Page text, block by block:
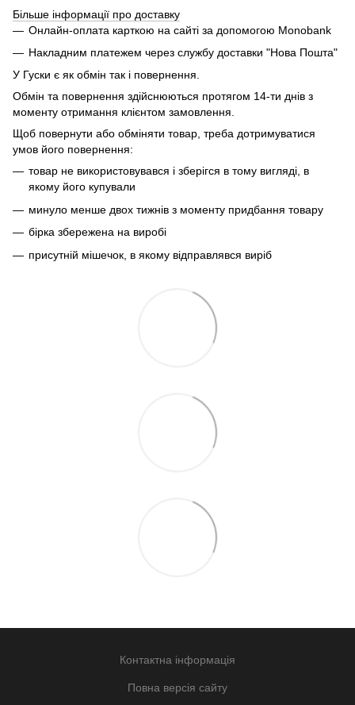
Більше інформації про доставку
Онлайн-оплата карткою на сайті за допомогою Monobank
Накладним платежем через службу доставки "Нова Пошта"
У Гуски є як обмін так і повернення.
Обмін та повернення здійснюються протягом 14-ти днів з
моменту отримання клієнтом замовлення.
Щоб повернути або обміняти товар, треба дотримуватися
умов його повернення:
товар не використовувався і зберігся в тому вигляді, в
якому його купували
минуло менше двох тижнів з моменту придбання товару
бірка збережена на виробі
присутній мішечок, в якому відправлявся виріб
Контактна інформація
Повна версія сайту